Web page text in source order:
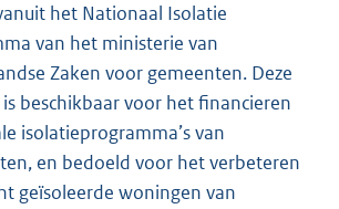
het Nationaal Isolatie
van het ministerie van
Zaken voor gemeenten. Deze
beschikbaar voor het financieren
isolatieprogramma’s van
en bedoeld voor het verbeteren
geïsoleerde woningen van